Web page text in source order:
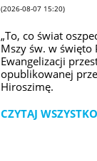
(2026-08-07 15:20)
„To, co świat
Mszy św. w święto
Ewangelizacji
opublikowanej
Hiroszimę.
CZYTAJ WSZYSTKO